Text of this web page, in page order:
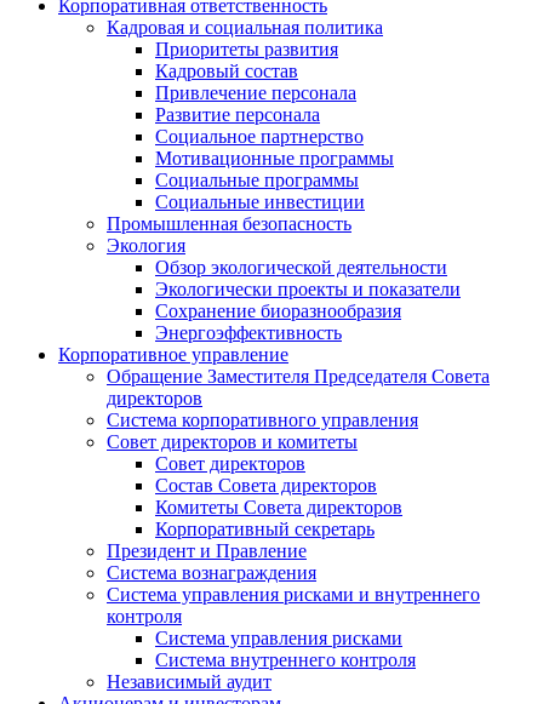
Корпоративная ответственность
Кадровая и социальная политика
Приоритеты развития
Кадровый состав
Привлечение персонала
Развитие персонала
Социальное партнерство
Мотивационные программы
Социальные программы
Социальные инвестиции
Промышленная безопасность
Экология
Обзор экологической деятельности
Экологически проекты и показатели
Сохранение биоразнообразия
Энергоэффективность
Корпоративное управление
Обращение Заместителя Председателя Совета
директоров
Система корпоративного управления
Совет директоров и комитеты
Совет директоров
Состав Совета директоров
Комитеты Совета директоров
Корпоративный секретарь
Президент и Правление
Система вознаграждения
Система управления рисками и внутреннего
контроля
Система управления рисками
Система внутреннего контроля
Независимый аудит